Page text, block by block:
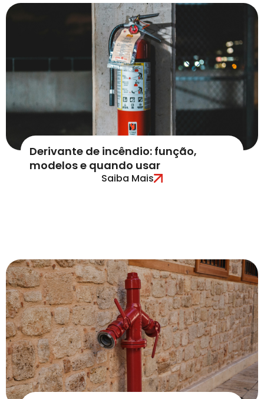
Derivante de incêndio: função,
modelos e quando usar
Saiba Mais